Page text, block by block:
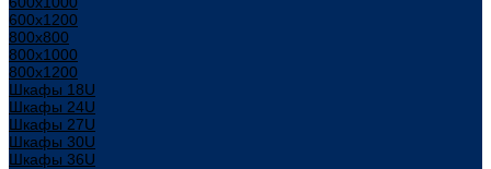
600х1200
800x800
800х1000
800х1200
Шкафы 18U
Шкафы 24U
Шкафы 27U
Шкафы 30U
Шкафы 36U